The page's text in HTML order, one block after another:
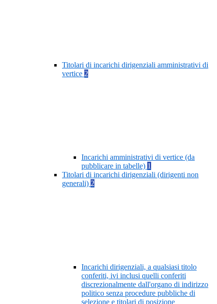
Titolari di incarichi dirigenziali amministrativi di
vertice 2
Incarichi amministrativi di vertice (da
pubblicare in tabelle) 1
Titolari di incarichi dirigenziali (dirigenti non
generali) 2
Incarichi dirigenziali, a qualsiasi titolo
conferiti, ivi inclusi quelli conferiti
discrezionalmente dall'organo di indirizzo
politico senza procedure pubbliche di
selezione e titolari di posizione